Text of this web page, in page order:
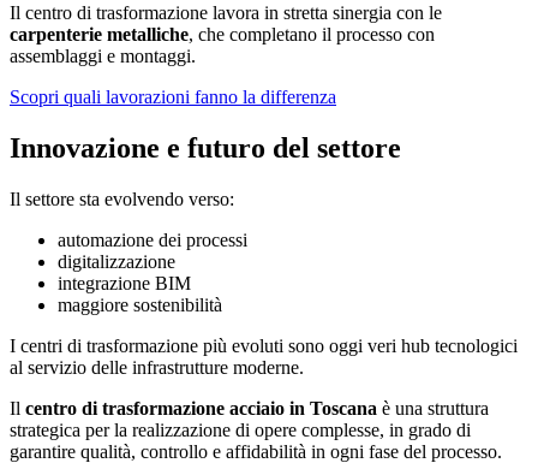
Il centro di trasformazione lavora in stretta sinergia con le
carpenterie metalliche, che completano il processo con
assemblaggi e montaggi.
Scopri quali lavorazioni fanno la differenza
Innovazione e futuro del settore
Il settore sta evolvendo verso:
automazione dei processi
digitalizzazione
integrazione BIM
maggiore sostenibilità
I centri di trasformazione più evoluti sono oggi veri hub tecnologici
al servizio delle infrastrutture moderne.
Il centro di trasformazione acciaio in Toscana è una struttura
strategica per la realizzazione di opere complesse, in grado di
garantire qualità, controllo e affidabilità in ogni fase del processo.